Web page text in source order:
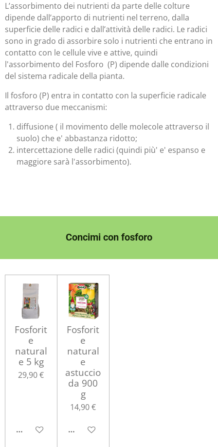
L’assorbimento dei nutrienti da parte delle colture
dipende dall’apporto di nutrienti nel terreno, dalla
superficie delle radici e dall’attività delle radici. Le radici
sono in grado di assorbire solo i nutrienti che entrano in
contatto con le cellule vive e attive, quindi
l'assorbimento del Fosforo (P) dipende dalle condizioni
del sistema radicale della pianta.
Il fosforo (P) entra in contatto con la superficie radicale
attraverso due meccanismi:
diffusione ( il movimento delle molecole attraverso il
suolo) che e' abbastanza ridotto;
intercettazione delle radici (quindi più' e' espanso e
maggiore sarà l'assorbimento).
Concimi con fosforo
Fosforit
e
natural
e 5 kg
29,90 €
AGGIUNGI AL CARRELLO
Fosforit
e
natural
e
astuccio
da 900
g
14,90 €
AGGIUNGI AL CARRELLO